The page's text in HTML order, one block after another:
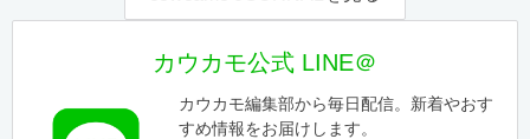
カウカモ公式 LINE＠
カウカモ編集部から毎日配信。新着やおす
すめ情報をお届けします。